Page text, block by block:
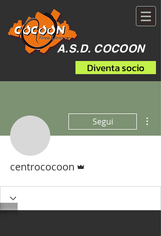
A.S.D. COCOON
Diventa socio
Segui
centrococoon